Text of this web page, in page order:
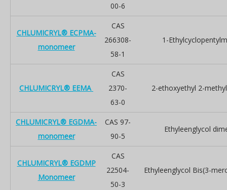
00-6
CHLUMICRYL® ECPMA-
monomeer
CAS
266308-
58-1
1-
CHLUMICRYL® EEMA
CAS
2370-
63-0
2-ethoxyethyl 2-
CHLUMICRYL® EGDMA-
monomeer
CAS 97-
90-5
Ethyleenglycol
CHLUMICRYL® EGDMP
Monomeer
CAS
22504-
50-3
Ethyleenglycol Bis(3-